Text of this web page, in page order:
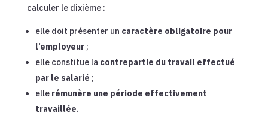
calculer le dixième :
elle doit présenter un caractère obligatoire pour
l’employeur;
elle constitue la contrepartie du travail effectué
par le salarié ;
elle rémunère une période effectivement
travaillée.